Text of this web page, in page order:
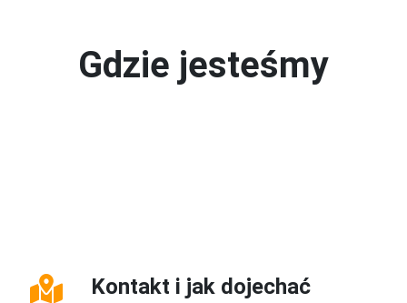
Gdzie jesteśmy
Kontakt i jak dojechać